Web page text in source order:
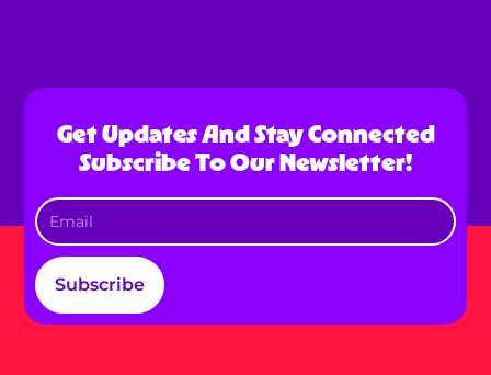
Get Updates And Stay Connected
Subscribe To Our Newsletter!
Subscribe